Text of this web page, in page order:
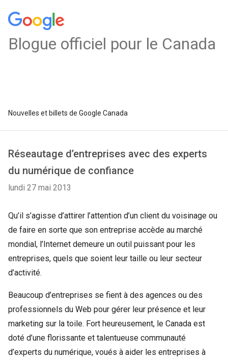
Blogue officiel pour le Canada
Nouvelles et billets de Google Canada
Réseautage d’entreprises avec des experts
du numérique de confiance
lundi 27 mai 2013
Qu’il s’agisse d’attirer l’attention d’un client du voisinage ou
de faire en sorte que son entreprise accède au marché
mondial, l’Internet demeure un outil puissant pour les
entreprises, quels que soient leur taille ou leur secteur
d’activité.
Beaucoup d’entreprises se fient à des agences ou des
professionnels du Web pour gérer leur présence et leur
marketing sur la toile. Fort heureusement, le Canada est
doté d’une florissante et talentueuse communauté
d’experts du numérique, voués à aider les entreprises à